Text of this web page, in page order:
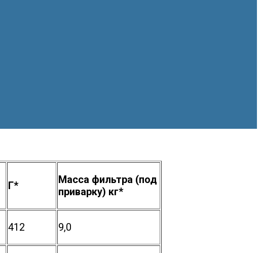
Г*
Масса фильтра (под
приварку) кг*
412 9,0